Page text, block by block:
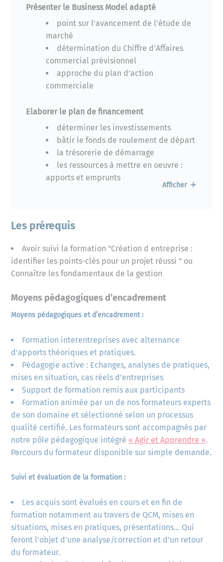
Présenter le Business Model adapté
point sur l'avancement de l'étude de
marché
détermination du Chiffre d'Affaires
commercial prévisionnel
approche du plan d'action
commerciale
Elaborer le plan de financement
déterminer les investissements
bâtir le fonds de roulement de départ
la trésorerie de démarrage
les ressources à mettre en oeuvre :
apports et emprunts
les charges variables
les charges fixes
calcul du seuil de rentabilité (Chiffre
d'Affaires minimum)
seuil de rentabilité
Valider la rentabilité du projet et en analyser
Livrable : remise du logiciel de simulation de
votre Business Plan (outil compatible
uniquement sous Windows)
Afficher
Les prérequis
Avoir suivi la formation "Création d entreprise :
identifier les points-clés pour un projet réussi " ou
Connaître les fondamentaux de la gestion
Moyens pédagogiques d’encadrement
Moyens pédagogiques et d’encadrement :
Formation interentreprises avec alternance
d'apports théoriques et pratiques.
Pédagogie active : Echanges, analyses de pratiques,
mises en situation, cas réels d'entreprises
Support de formation remis aux participants
Formation animée par un de nos formateurs experts
de son domaine et sélectionné selon un processus
qualité certifié. Les formateurs sont accompagnés par
notre pôle pédagogique intégré « Agir et Apprendre ».
Parcours du formateur disponible sur simple demande.
Suivi et évaluation de la formation :
Les acquis sont évalués en cours et en fin de
formation notamment au travers de QCM, mises en
situations, mises en pratiques, présentations… Qui
feront l’objet d’une analyse/correction et d’un retour
du formateur.